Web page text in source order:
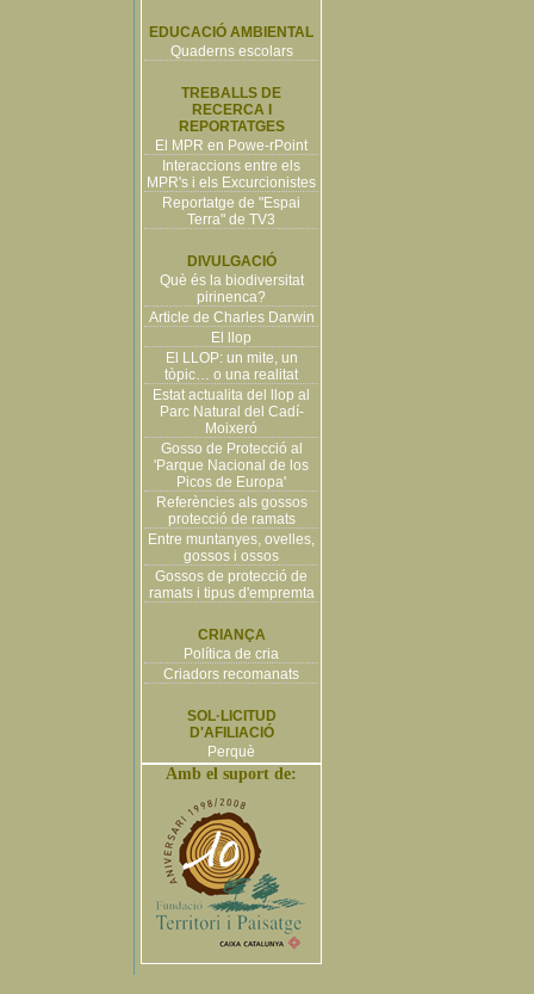
EDUCACIÓ AMBIENTAL
Quaderns escolars
TREBALLS DE
RECERCA I
REPORTATGES
El MPR en Powe-rPoint
Interaccions entre els
MPR's i els Excurcionistes
Reportatge de "Espai
Terra" de TV3
DIVULGACIÓ
Què és la biodiversitat
pirinenca?
Article de Charles Darwin
El llop
El LLOP: un mite, un
tòpic… o una realitat
Estat actualita del llop al
Parc Natural del Cadí-
Moixeró
Gosso de Protecció al
'Parque Nacional de los
Picos de Europa'
Referències als gossos
protecció de ramats
Entre muntanyes, ovelles,
gossos i ossos
Gossos de protecció de
ramats i tipus d'empremta
CRIANÇA
Política de cria
Criadors recomanats
SOL·LICITUD
D'AFILIACIÓ
Perquè
Amb el suport de: